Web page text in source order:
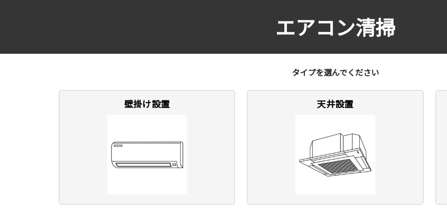
エアコン清掃
タイプを選んでください
壁掛け設置 天井設置